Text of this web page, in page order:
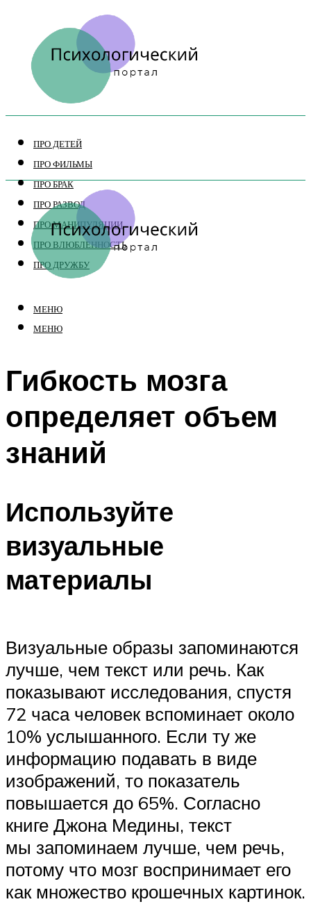
ПРО ДЕТЕЙ
ПРО ФИЛЬМЫ
ПРО БРАК
ПРО РАЗВОД
ПРО МАНИПУЛЯЦИИ
ПРО ВЛЮБЛЕННОСТЬ
ПРО ДРУЖБУ
МЕНЮ
МЕНЮ
Гибкость мозга
определяет объем
знаний
Используйте
визуальные
материалы
Визуальные образы запоминаются
лучше, чем текст или речь. Как
показывают исследования, спустя
72 часа человек вспоминает около
10% услышанного. Если ту же
информацию подавать в виде
изображений, то показатель
повышается до 65%. Согласно
книге Джона Медины, текст
мы запоминаем лучше, чем речь,
потому что мозг воспринимает его
как множество крошечных картинок.